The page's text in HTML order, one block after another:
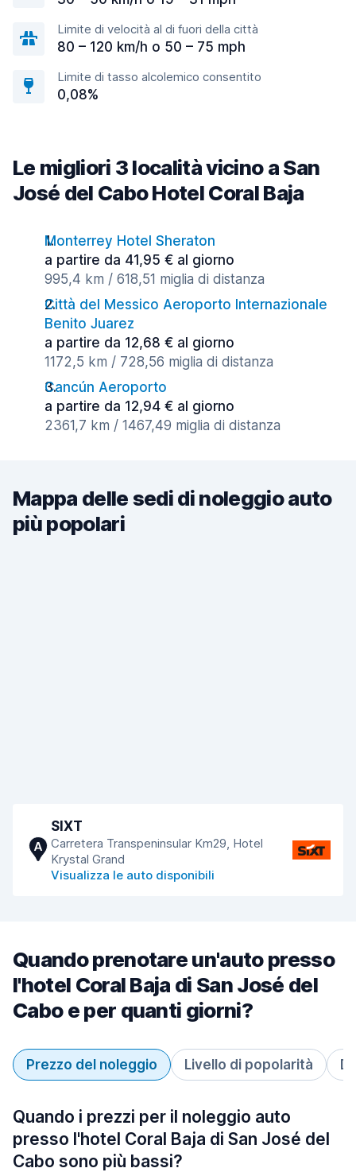
Limite di velocità al di fuori della città
80 – 120 km/h o 50 – 75 mph
Limite di tasso alcolemico consentito
0,08%
Le migliori 3 località vicino a San
José del Cabo Hotel Coral Baja
Monterrey Hotel Sheraton
a partire da 41,95 € al giorno
995,4 km / 618,51 miglia di distanza
Città del Messico Aeroporto Internazionale
Benito Juarez
a partire da 12,68 € al giorno
1172,5 km / 728,56 miglia di distanza
Cancún Aeroporto
a partire da 12,94 € al giorno
2361,7 km / 1467,49 miglia di distanza
Mappa delle sedi di noleggio auto
più popolari
A
SIXT
Carretera Transpeninsular Km29, Hotel
Krystal Grand
Visualizza le auto disponibili
Quando prenotare un'auto presso
l'hotel Coral Baja di San José del
Cabo e per quanti giorni?
Prezzo del noleggio Livello di popolarità
Quando i prezzi per il noleggio auto
presso l'hotel Coral Baja di San José del
Cabo sono più bassi?